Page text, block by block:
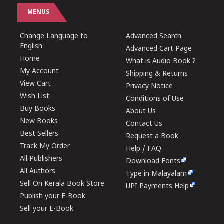
MENUS
Change Language to
English
Home
My Account
View Cart
Wish List
Buy Books
New Books
Best Sellers
Track My Order
All Publishers
All Authors
Sell On Kerala Book Store
Publish your E-Book
Sell your E-Book
Advanced Search
Advanced Cart Page
What is Audio Book ?
Shipping & Returns
Privacy Notice
Conditions of Use
About Us
Contact Us
Request a Book
Help / FAQ
Download Fonts
Type in Malayalam
UPI Payments Help